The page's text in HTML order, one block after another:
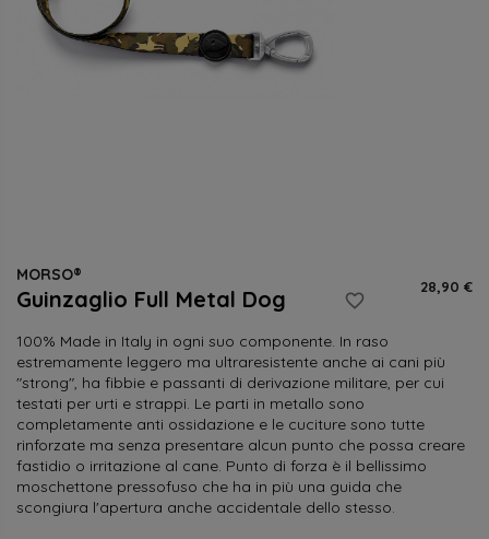
MORSO®
Guinzaglio Full Metal Dog favorite_border
28,90 €
100% Made in Italy in ogni suo componente. In raso
estremamente leggero ma ultraresistente anche ai cani più
"strong", ha fibbie e passanti di derivazione militare, per cui
testati per urti e strappi. Le parti in metallo sono
completamente anti ossidazione e le cuciture sono tutte
rinforzate ma senza presentare alcun punto che possa creare
fastidio o irritazione al cane. Punto di forza è il bellissimo
moschettone pressofuso che ha in più una guida che
scongiura l'apertura anche accidentale dello stesso.